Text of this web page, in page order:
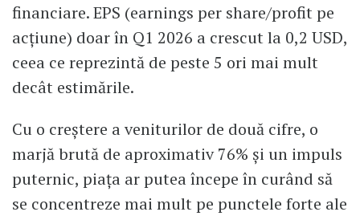
financiare. EPS (earnings per share/profit pe
acțiune) doar în Q1 2026 a crescut la 0,2 USD,
ceea ce reprezintă de peste 5 ori mai mult
decât estimările.
Cu o creștere a veniturilor de două cifre, o
marjă brută de aproximativ 76% și un impuls
puternic, piața ar putea începe în curând să
se concentreze mai mult pe punctele forte ale